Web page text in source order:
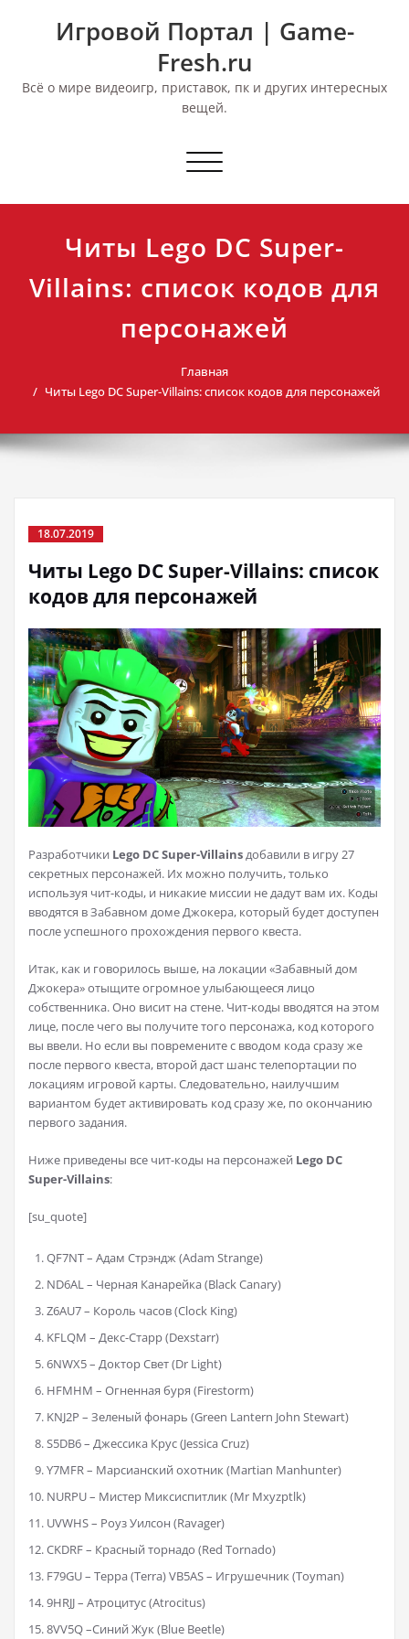
Игровой Портал | Game-
Fresh.ru
Всё о мире видеоигр, приставок, пк и других интересных
вещей.
Переключить
Читы Lego DC Super-
Villains: список кодов для
персонажей
Главная
Читы Lego DC Super-Villains: список кодов для персонажей
18.07.2019
Читы Lego DC Super-Villains: список
кодов для персонажей
Разработчики Lego DC Super-Villainsдобавили в игру 27
секретных персонажей. Их можно получить, только
используя чит-коды, и никакие миссии не дадут вам их. Коды
вводятся в Забавном доме Джокера, который будет доступен
после успешного прохождения первого квеста.
Итак, как и говорилось выше, на локации «Забавный дом
Джокера» отыщите огромное улыбающееся лицо
собственника. Оно висит на стене. Чит-коды вводятся на этом
лице, после чего вы получите того персонажа, код которого
вы ввели. Но если вы повремените с вводом кода сразу же
после первого квеста, второй даст шанс телепортации по
локациям игровой карты. Следовательно, наилучшим
вариантом будет активировать код сразу же, по окончанию
первого задания.
Ниже приведены все чит-коды на персонажей Lego DC
Super-Villains:
[su_quote]
QF7NT – Адам Стрэндж (Adam Strange)
ND6AL – Черная Канарейка (Black Canary)
Z6AU7 – Король часов (Clock King)
KFLQM – Декс-Старр (Dexstarr)
6NWX5 – Доктор Свет (Dr Light)
HFMHM – Огненная буря (Firestorm)
KNJ2P – Зеленый фонарь (Green Lantern John Stewart)
S5DB6 – Джессика Крус (Jessica Cruz)
Y7MFR – Марсианский охотник (Martian Manhunter)
NURPU – Мистер Миксиспитлик (Mr Mxyzptlk)
UVWHS – Роуз Уилсон (Ravager)
CKDRF – Красный торнадо (Red Tornado)
F79GU – Терра (Terra) VB5AS – Игрушечник (Toyman)
9HRJJ – Атроцитус (Atrocitus)
8VV5Q –Синий Жук (Blue Beetle)